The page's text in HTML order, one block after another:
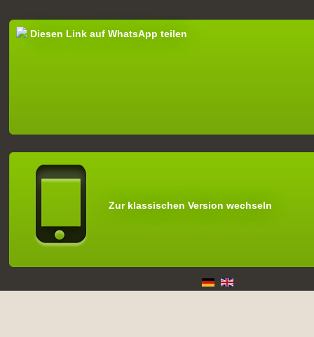
Diesen Link auf WhatsApp teilen
Zur klassischen Version wechseln